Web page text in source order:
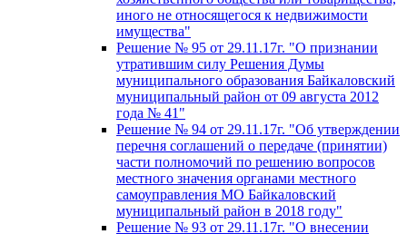
иного не относящегося к недвижимости
имущества"
Решение № 95 от 29.11.17г. "О признании
утратившим силу Решения Думы
муниципального образования Байкаловский
муниципальный район от 09 августа 2012
года № 41"
Решение № 94 от 29.11.17г. "Об утверждении
перечня соглашений о передаче (принятии)
части полномочий по решению вопросов
местного значения органами местного
самоуправления МО Байкаловский
муниципальный район в 2018 году"
Решение № 93 от 29.11.17г. "О внесении